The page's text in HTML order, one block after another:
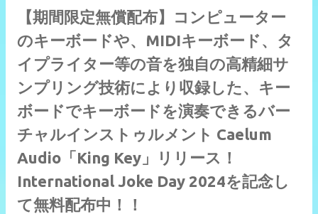
【期間限定無償配布】コンピューター
のキーボードや、MIDIキーボード、タ
イプライター等の音を独自の高精細サ
ンプリング技術により収録した、キー
ボードでキーボードを演奏できるバー
チャルインストゥルメント Caelum
Audio「King Key」リリース！
International Joke Day 2024を記念し
て無料配布中！！